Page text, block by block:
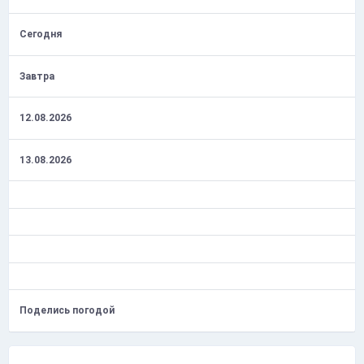
Сегодня
Завтра
12.08.2026
13.08.2026
Поделись погодой